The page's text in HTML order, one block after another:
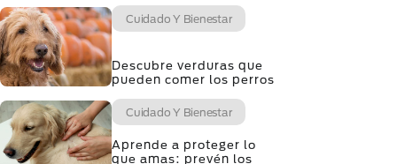
Cuidado Y Bienestar
Descubre verduras que
pueden comer los perros
Cuidado Y Bienestar
Aprende a proteger lo
que amas: prevén los